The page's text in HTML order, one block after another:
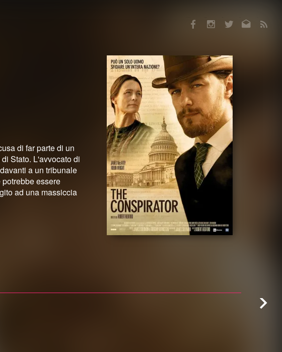
di far parte di un
Stato. L'avvocato di
a un tribunale
essere
ad una massiccia